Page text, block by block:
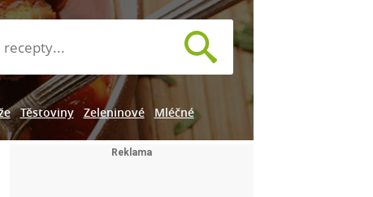
Těstoviny Zeleninové Mléčné